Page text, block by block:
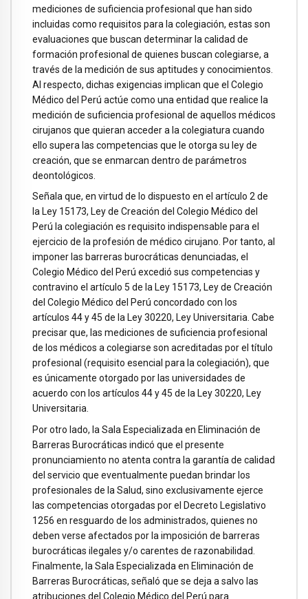
mediciones de suficiencia profesional que han sido
incluidas como requisitos para la colegiación, estas son
evaluaciones que buscan determinar la calidad de
formación profesional de quienes buscan colegiarse, a
través de la medición de sus aptitudes y conocimientos.
Al respecto, dichas exigencias implican que el Colegio
Médico del Perú actúe como una entidad que realice la
medición de suficiencia profesional de aquellos médicos
cirujanos que quieran acceder a la colegiatura cuando
ello supera las competencias que le otorga su ley de
creación, que se enmarcan dentro de parámetros
deontológicos.
Señala que, en virtud de lo dispuesto en el artículo 2 de
la Ley 15173, Ley de Creación del Colegio Médico del
Perú la colegiación es requisito indispensable para el
ejercicio de la profesión de médico cirujano. Por tanto, al
imponer las barreras burocráticas denunciadas, el
Colegio Médico del Perú excedió sus competencias y
contravino el artículo 5 de la Ley 15173, Ley de Creación
del Colegio Médico del Perú concordado con los
artículos 44 y 45 de la Ley 30220, Ley Universitaria. Cabe
precisar que, las mediciones de suficiencia profesional
de los médicos a colegiarse son acreditadas por el título
profesional (requisito esencial para la colegiación), que
es únicamente otorgado por las universidades de
acuerdo con los artículos 44 y 45 de la Ley 30220, Ley
Universitaria.
Por otro lado, la Sala Especializada en Eliminación de
Barreras Burocráticas indicó que el presente
pronunciamiento no atenta contra la garantía de calidad
del servicio que eventualmente puedan brindar los
profesionales de la Salud, sino exclusivamente ejerce
las competencias otorgadas por el Decreto Legislativo
1256 en resguardo de los administrados, quienes no
deben verse afectados por la imposición de barreras
burocráticas ilegales y/o carentes de razonabilidad.
Finalmente, la Sala Especializada en Eliminación de
Barreras Burocráticas, señaló que se deja a salvo las
atribuciones del Colegio Médico del Perú para